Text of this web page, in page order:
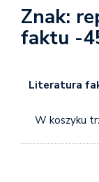
Znak:
faktu -
Literatura
W koszyku